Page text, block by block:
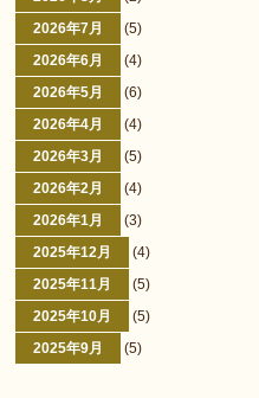
2026年7月
(5)
2026年6月
(4)
2026年5月
(6)
2026年4月
(4)
2026年3月
(5)
2026年2月
(4)
2026年1月
(3)
2025年12月
(4)
2025年11月
(5)
2025年10月
(5)
2025年9月
(5)